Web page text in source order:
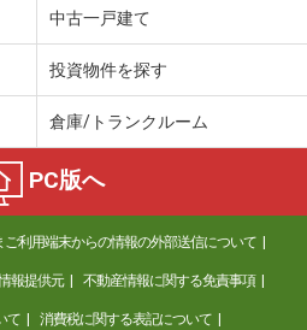
万円
崎県諫早市長田町
郷
中古一戸建て
投資物件を探す
倉庫/トランクルーム
PC版へ
ご利用端末からの情報の外部送信について
報提供元 不動産情報に関する免責事項
て 消費税に関する表記について